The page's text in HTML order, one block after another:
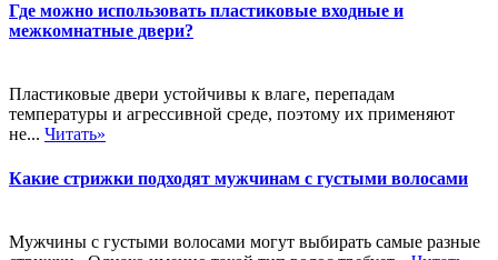
Где можно использовать пластиковые входные и
межкомнатные двери?
Пластиковые двери устойчивы к влаге, перепадам
температуры и агрессивной среде, поэтому их применяют
не... Читать»
Какие стрижки подходят мужчинам с густыми волосами
Мужчины с густыми волосами могут выбирать самые разные